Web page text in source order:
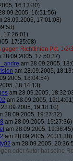
16:13:30)
16:51:56)
28.09.2005, 17:01:08)
17:26:01)
17:35:08)
gegen Richtlinien Pkt. 1/2/
28.09.2005, 17:50:37)
am 28.09.2005,
am 28.09.2005,
18:04:54)
18:14:13)
am 28.09.2005,
am 28.09.2005,
19:18:10)
28.09.2005, 19:27:32)
am 28.09.2005, 19:27:36)
am 28.09.2005, 19:36:45)
am 28.09.2005, 20:31:38)
am 28.09.2005,
oder Autor hat seine